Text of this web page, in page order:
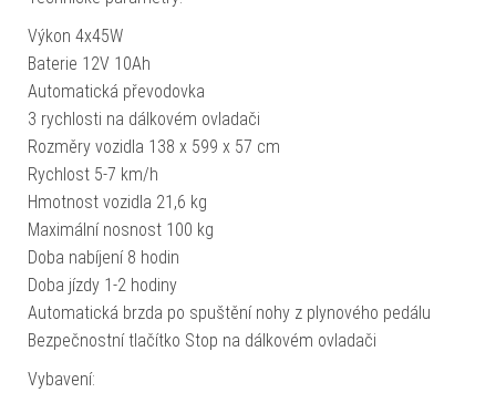
Výkon 4x45W
Baterie 12V 10Ah
Automatická převodovka
3 rychlosti na dálkovém ovladači
Rozměry vozidla 138 x 599 x 57 cm
Rychlost 5-7 km/h
Hmotnost vozidla 21,6 kg
Maximální nosnost 100 kg
Doba nabíjení 8 hodin
Doba jízdy 1-2 hodiny
Automatická brzda po spuštění nohy z plynového pedálu
Bezpečnostní tlačítko Stop na dálkovém ovladači
Vybavení: